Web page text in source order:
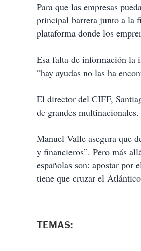
Para que las empresas
principal barrera junto a la
plataforma donde los
Esa falta de información la
“hay ayudas no las ha
El director del CIFF,
de grandes multinacionales.
Manuel Valle asegura que
y financieros”. Pero más
españolas son: apostar por
tiene que cruzar el
TEMAS: